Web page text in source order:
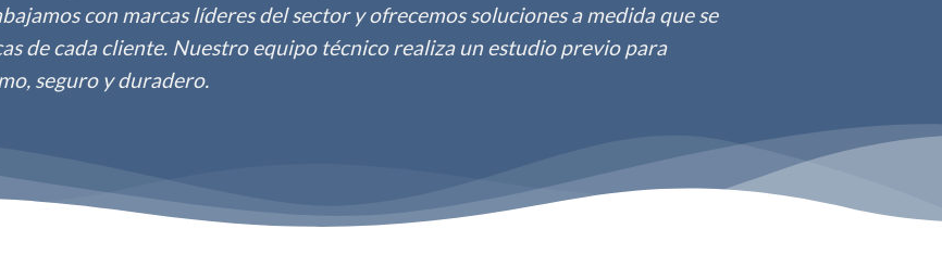
con marcas líderes del sector y ofrecemos soluciones a medida que se
de cada cliente. Nuestro equipo técnico realiza un estudio previo para
seguro y duradero.